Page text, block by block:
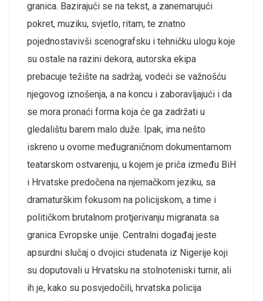
granica. Bazirajući se na tekst, a zanemarujući
pokret, muziku, svjetlo, ritam, te znatno
pojednostavivši scenografsku i tehničku ulogu koje
su ostale na razini dekora, autorska ekipa
prebacuje težište na sadržaj, vodeći se važnošću
njegovog iznošenja, a na koncu i zaboravljajući i da
se mora pronaći forma koja će ga zadržati u
gledalištu barem malo duže. Ipak, ima nešto
iskreno u ovome međugraničnom dokumentarnom
teatarskom ostvarenju, u kojem je priča između BiH
i Hrvatske predočena na njemačkom jeziku, sa
dramaturškim fokusom na policijskom, a time i
političkom brutalnom protjerivanju migranata sa
granica Evropske unije. Centralni događaj jeste
apsurdni slučaj o dvojici studenata iz Nigerije koji
su doputovali u Hrvatsku na stolnoteniski turnir, ali
ih je, kako su posvjedočili, hrvatska policija